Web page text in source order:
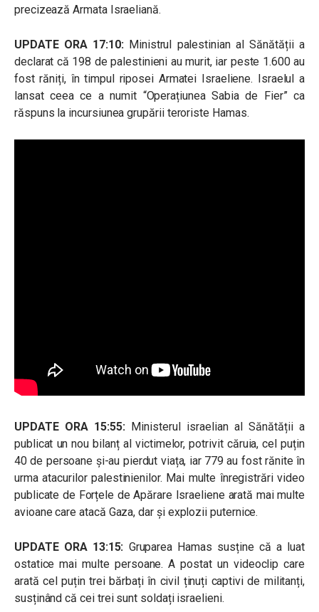
precizează Armata Israeliană.
UPDATE ORA 17:10: Ministrul palestinian al Sănătățiia
declarat că 198 de palestinieni au murit, iar peste 1.600 au
fost răniți, în timpul riposei Armatei Israeliene. Israelul a
lansat ceea ce a numit “Operațiunea Sabia de Fier” ca
răspuns la incursiunea grupării teroriste Hamas.
UPDATE ORA 15:55:Ministerul israelian al Sănătății a
publicat un nou bilanț al victimelor, potrivit căruia, cel puțin
40 de persoane și-au pierdut viața, iar 779 au fost rănite în
urma atacurilor palestinienilor. Mai multe înregistrări video
publicate de Forțele de Apărare Israeliene arată mai multe
avioane care atacă Gaza, dar și explozii puternice.
UPDATE ORA 13:15: Gruparea Hamas susține că a luat
ostatice mai multe persoane. A postat un videoclip care
arată cel puțin trei bărbați în civil ținuți captivi de militanți,
susținând că cei trei sunt soldați israelieni.